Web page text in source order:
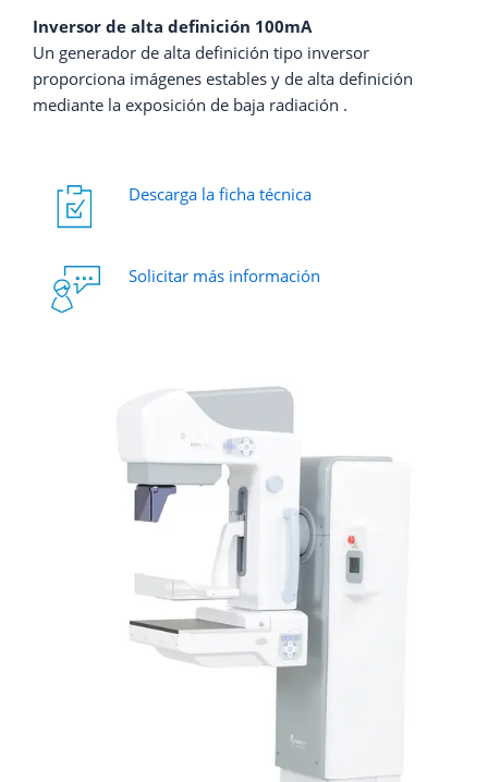
Inversor de alta definición 100mA
Un generador de alta definición tipo inversor
proporciona imágenes estables y de alta definición
mediante la exposición de baja radiación .
Descarga la ficha técnica
Solicitar más información